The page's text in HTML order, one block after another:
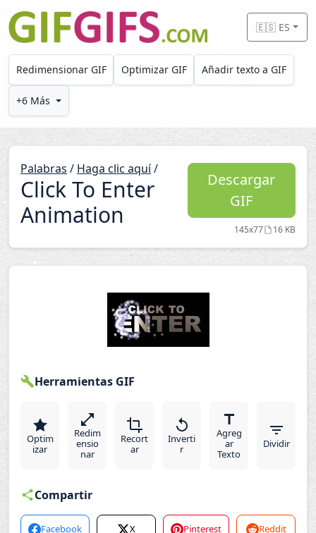
Skip to main content
🇪🇸 ES
Redimensionar GIF Optimizar GIF Añadir texto a GIF
+6 Más
Palabras / Haga clic aquí/
Click To Enter
Animation
Descargar
GIF
145x77 16 KB
Herramientas GIF
Optim
izar
Redim
ensio
nar
Recort
ar
Inverti
r
Agreg
ar
Texto
Dividir
Compartir
Facebook X Pinterest Reddit